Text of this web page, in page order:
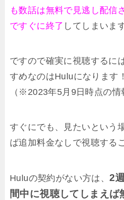
も数話は無料で見逃し配信
ですぐに終了 してしまいま
ですので確実に視聴するに
すめなのはHuluになります！
（※2023年5月9日時点の情
すぐにでも、見たいという
ば追加料金なしで視聴する
Huluの契約がない方は、2
間中に視聴してしまえば